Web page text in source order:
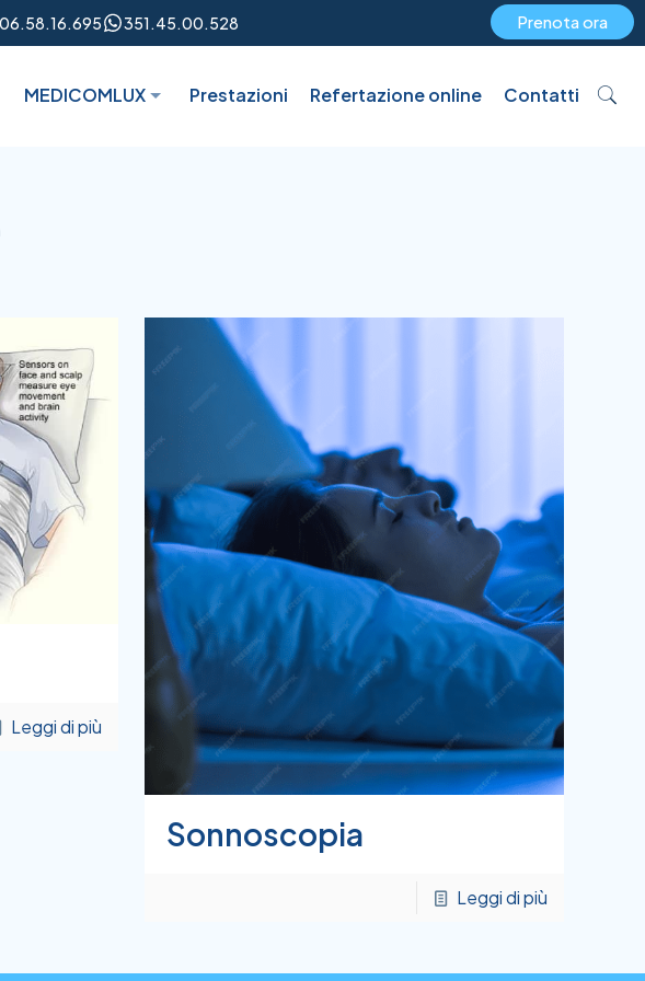
06.58.16.695 351.45.00.528 Prenota ora
MEDICOMLUX Prestazioni Refertazione online Contatti
Leggi di più
Sonnoscopia
Leggi di più